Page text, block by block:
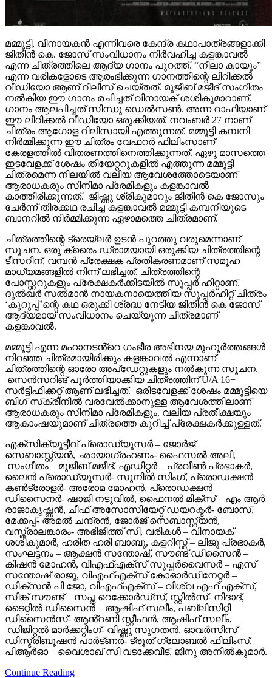
മമ്മൂട്ടി, വിനായകൻ എന്നിവരെ കേന്ദ്ര കഥാപാത്രങ്ങളാക്കി
ജിതിൻ കെ. ജോസ് സംവിധാനം നിർവഹിച്ച കളങ്കാവൽ
എന്ന ചിത്രത്തിലെ ആദ്യ ഗാനം പുറത്ത്. “നിലാ കായും”
എന്ന വരികളോടെ ആരംഭിക്കുന്ന ഗാനത്തിന്റെ ലിറിക്കൽ
വീഡിയോ ആണ് റിലീസ് ചെയ്തത്. മുജീബ് മജീദ് സംഗീതം
നൽകിയ ഈ ഗാനം രചിച്ചത് വിനായക് ശശികുമാറാണ്.
ഗാനം ആലപിച്ചത് സിന്ധു ഡെൽസൺ. അന്ന റാഫിയാണ്
ഈ ലിറിക്കൽ വീഡിയോ ഒരുക്കിയത്. നവംബർ 27 നാണ്
ചിത്രം ആഗോള റിലീസായി എത്തുന്നത്. മമ്മൂട്ടി കമ്പനി
നിർമ്മിക്കുന്ന ഈ ചിത്രം വേഫറർ ഫിലിംസാണ്
കേരളത്തിൽ വിതരണത്തിനെത്തിക്കുന്നത്. ഏഴു മാസത്തെ
ഇടവേളക്ക് ശേഷം തീയേറ്ററുകളിൽ എത്തുന്ന മമ്മൂട്ടി
ചിത്രമെന്ന നിലയിൽ വലിയ ആവേശത്തോടെയാണ്
ആരാധകരും സിനിമാ പ്രേമികളും കളങ്കാവൽ
കാത്തിരിക്കുന്നത്. ജിഷ്ണു ശ്രീകുമാറും ജിതിൻ കെ ജോസും
ചേർന്ന് തിരക്കഥ രചിച്ച കളങ്കാവൽ മമ്മൂട്ടി കമ്പനിയുടെ
ബാനറിൽ നിർമ്മിക്കുന്ന ഏഴാമത്തെ ചിത്രമാണ്.
ചിത്രത്തിന്റെ ട്രെയ്‌ലർ ഉടൻ പുറത്തു വരുമെന്നാണ്
സൂചന. ഒരു ക്രൈം ഡ്രാമയായി ഒരുക്കിയ ചിത്രത്തിന്റെ
ടീസറിന്, വമ്പൻ പ്രേക്ഷക പ്രതികരണമാണ് സമൂഹ
മാധ്യമങ്ങളിൽ നിന്ന് ലഭിച്ചത്. ചിത്രത്തിന്റെ
പോസ്റ്ററുകളും പ്രേക്ഷകർക്കിടയിൽ സൂപ്പർ ഹിറ്റാണ്.
ദുൽഖർ സൽമാൻ നായകനായെത്തിയ സൂപ്പർഹിറ്റ് ചിത്രം
‘കുറുപ്പ്’ന്റെ കഥ ഒരുക്കി ശ്രദ്ധ നേടിയ ജിതിൻ കെ ജോസ്
ആദ്യമായ് സംവിധാനം ചെയ്യുന്ന ചിത്രമാണ്
കളങ്കാവൽ.
മമ്മൂട്ടി എന്ന മഹാനടൻ്റെ ഗംഭീര അഭിനയ മുഹൂർത്തങ്ങൾ
നിറഞ്ഞ ചിത്രമായിരിക്കും കളങ്കാവൽ എന്നാണ്
ചിത്രത്തിന്റെ ഓരോ അപ്‌ഡേറ്റുകളും നൽകുന്ന സൂചന.
സെൻസറിങ് പൂർത്തിയാക്കിയ ചിത്രത്തിന് U/A 16+
സർട്ടിഫിക്കറ്റ് ആണ് ലഭിച്ചത്. ഒരിടവേളക്ക് ശേഷം മമ്മൂട്ടിയെ
ബിഗ് സ്‌ക്രീനിൽ വരവേൽക്കാനുള്ള ആവേശത്തിലാണ്
ആരാധകരും സിനിമാ പ്രേമികളും. വലിയ പ്രതീക്ഷയും
ആകാംഷയുമാണ് ചിത്രത്തെ കുറിച്ച് പ്രേക്ഷകർക്കുള്ളത്.
എക്സിക്യൂട്ടീവ് പ്രൊഡ്യൂസർ – ജോർജ്
സെബാസ്റ്റ്യൻ, ഛായാഗ്രഹണം- ഫൈസൽ അലി,
സംഗീതം – മുജീബ് മജീദ്, എഡിറ്റർ – പ്രവീൺ പ്രഭാകർ,
ലൈൻ പ്രൊഡ്യൂസർ- സുനിൽ സിംഗ്, പ്രൊഡക്ഷൻ
കൺട്രോളർ- അരോമ മോഹൻ, പ്രൊഡക്ഷൻ
ഡിസൈനർ- ഷാജി നടുവിൽ, ഫൈനൽ മിക്സ് – എം ആർ
രാജാകൃഷ്ണൻ, ചീഫ് അസോസിയേറ്റ് ഡയറക്ടർ- ബോസ്,
മേക്കപ്പ്- അമൽ ചന്ദ്രൻ, ജോർജ് സെബാസ്റ്റ്യൻ,
വസ്ത്രാലങ്കാരം- അഭിജിത്ത് സി, വരികൾ – വിനായക്
ശശികുമാർ, ഹരിത ഹരി ബാബു, കളറിസ്റ്റ് – ലിജു പ്രഭാകർ,
സംഘട്ടനം – ആക്ഷൻ സന്തോഷ്, സൗണ്ട് ഡിസൈൻ –
കിഷൻ മോഹൻ, വിഎഫ്എക്സ് സൂപ്പർവൈസർ – എസ്
സന്തോഷ് രാജു, വിഎഫ്എക്സ് കോഓർഡിനേറ്റർ –
ഡിക്സൻ പി ജോ, വിഎഫ്എക്സ് – വിശ്വ എഫ് എക്സ്,
സിങ്ക് സൗണ്ട് – സപ്ത റെക്കോർഡ്സ്, സ്റ്റിൽസ്- നിദാദ്,
ടൈറ്റിൽ ഡിസൈൻ – ആഷിഫ് സലീം, പബ്ലിസിറ്റി
ഡിസൈൻസ്- ആൻ്റണി സ്റ്റീഫൻ, ആഷിഫ് സലീം,
ഡിജിറ്റൽ മാർക്കറ്റിംഗ്- വിഷ്ണു സുഗതൻ, ഓവർസീസ്
ഡിസ്ട്രിബൂഷൻ പാർട്ണർ- ട്രൂത് ഗ്ലോബൽ ഫിലിംസ്,
പിആർഓ – വൈശാഖ് സി വടക്കേവീട്, ജിനു അനിൽകുമാർ.
Continue Reading